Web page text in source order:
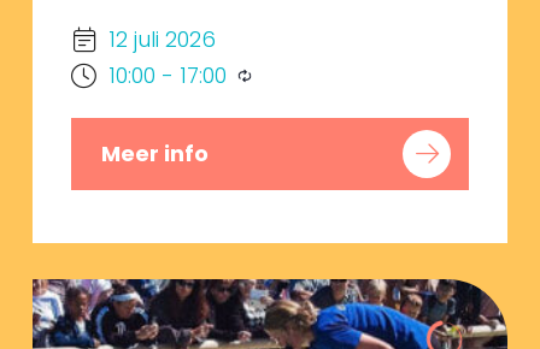
12 juli 2026
10:00 - 17:00
Meer info